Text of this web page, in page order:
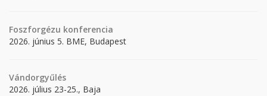
Foszforgézu konferencia
2026. június 5. BME, Budapest
Vándorgyűlés
2026. július 23-25., Baja